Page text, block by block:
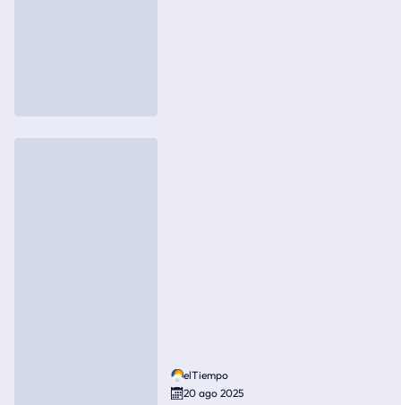
elTiempo
20 ago 2025